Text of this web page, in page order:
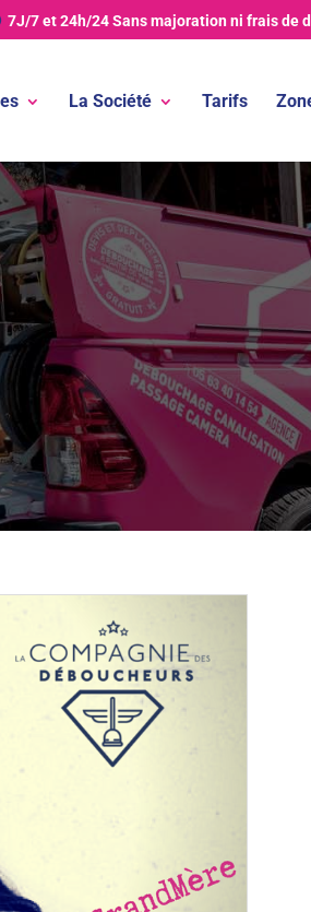
7J/7 et 24h/24Sans majoration ni frais de
La Société Tarifs